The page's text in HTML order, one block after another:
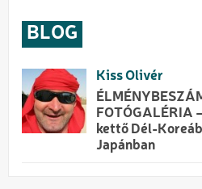
BLOG
Kiss Olivér
FOTÓGALÉRIA
kettő Dél-
Japánban